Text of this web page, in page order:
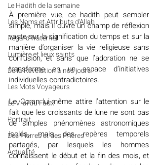
Le Hadith de la semaine
Les Noms et Attributs d'Allah
Regard fraternel
Lumière et lieux saints
De la Révélation à nos jours
Les Mots Voyageurs
Le Vrai du Faux
Portrait
Des Pierres et des Prières
Actualité
À première vue, ce hadith peut sembler
simple, mais il ouvre un champ de réflexion
vaste sur la signification du temps et sur la
manière d’organiser la vie religieuse sans
confusion, et sans que l’adoration ne se
transforme en un espace d’initiatives
individuelles contradictoires.
Le Coran lui-même attire l’attention sur le
fait que les croissants de lune ne sont pas
de simples phénomènes astronomiques
isolés, mais des repères temporels
partagés, par lesquels les hommes
connaissent le début et la fin des mois, et